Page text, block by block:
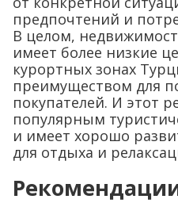
предпочтений и
В целом,
имеет более низкие
курортных зонах
преимуществом для
покупателей. И этот
популярным
и имеет хорошо
для отдыха и